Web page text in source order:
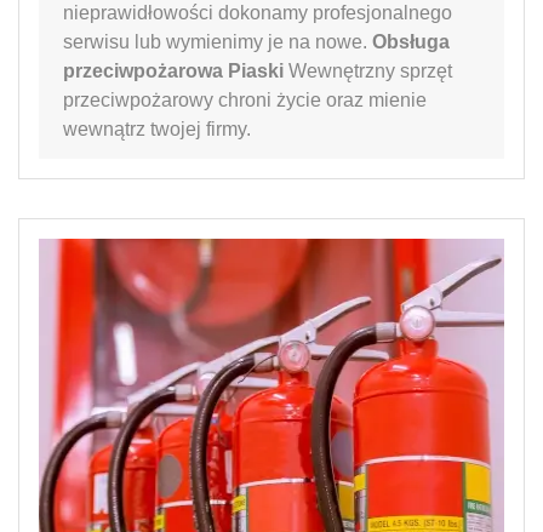
nieprawidłowości dokonamy profesjonalnego
serwisu lub wymienimy je na nowe. Obsługa
przeciwpożarowa Piaski Wewnętrzny sprzęt
przeciwpożarowy chroni życie oraz mienie
wewnątrz twojej firmy.